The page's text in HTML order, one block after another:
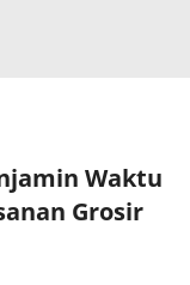
Waktu
Grosir